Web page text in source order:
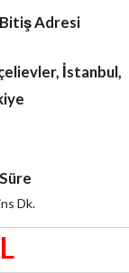
Bitiş Adresi
İstanbul,
Süre
Dk.